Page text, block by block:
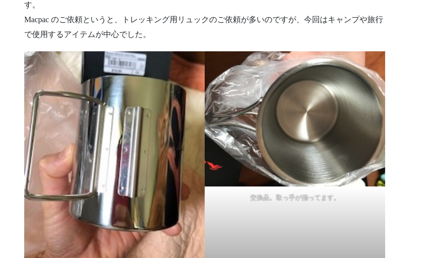
す。
Macpac のご依頼というと、トレッキング用リュックのご依頼が多いのですが、今回はキャンプや旅行
で使用するアイテムが中心でした。
交換品。取っ手が揃ってます。